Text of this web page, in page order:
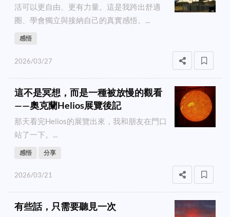
活可以更自由、更有力量。這是我跨出舒適
圈、學會獨立與接納自己的真實感悟。...
感悟
2026/03/27
這不是冥想，而是一種被放慢的觀看
——奧克蘭Helios展覽後記
那天看完Helios的展覽出來，我和朋友在門口
站了一下。...
感悟 分享
2026/03/21
有些話，只需要聽見一次